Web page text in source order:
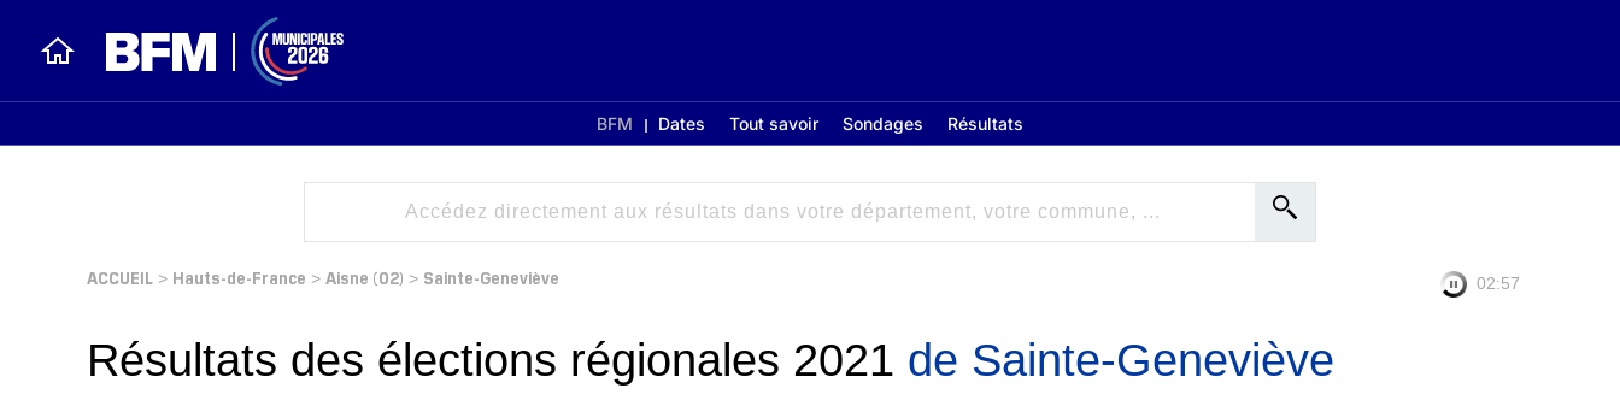
BFM Dates Tout savoir Sondages Résultats
ACCUEIL > Hauts-de-France > Aisne (02) > Sainte-Geneviève 02:56
Résultats des élections régionales 2021 de Sainte-Geneviève